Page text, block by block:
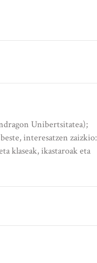
Unibertsitatea);
interesatzen zaizkio:
klaseak, ikastaroak eta